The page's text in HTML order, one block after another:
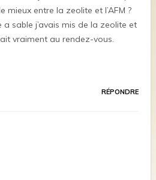
mieux entre la zeolite et l’AFM ?
sable j’avais mis de la zeolite et
vraiment au rendez-vous.
RÉPONDRE